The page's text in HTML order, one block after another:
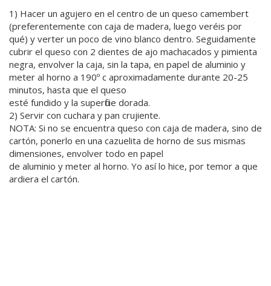
1) Hacer un agujero en el centro de un queso camembert
(preferentemente con caja de madera, luego veréis por
qué) y verter un poco de vino blanco dentro. Seguidamente
cubrir el queso con 2 dientes de ajo machacados y pimienta
negra, envolver la caja, sin la tapa, en papel de aluminio y
meter al horno a 190º c aproximadamente durante 20-25
minutos, hasta que el queso
esté fundido y la superficie dorada.
2) Servir con cuchara y pan crujiente.
NOTA: Si no se encuentra queso con caja de madera, sino de
cartón, ponerlo en una cazuelita de horno de sus mismas
dimensiones, envolver todo en papel
de aluminio y meter al horno. Yo así lo hice, por temor a que
ardiera el cartón.